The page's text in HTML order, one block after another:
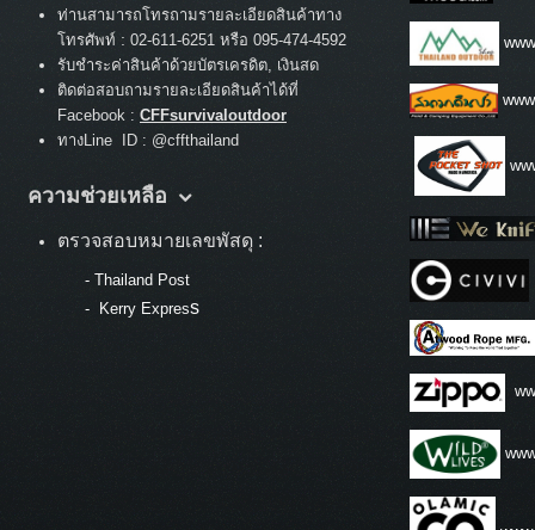
ท่านสามารถโทรถามรายละเอียดสินค้าทาง
โทรศัพท์ : 02-611-6251 หรือ 095-474-4592
รับชำระค่าสินค้าด้วยบัตรเครดิต, เงินสด
ติดต่อสอบถามรายละเอียดสินค้าได้ที่
Facebook : CFFsurvivaloutdoor
ทางLine ID : @cffthailand
ความช่วยเหลือ
ตรวจสอบหมายเลขพัสดุ :
- Thailand Post
-
Kerry Express